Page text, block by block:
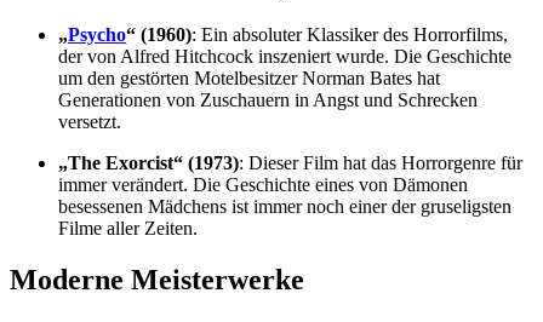
„Psycho“ (1960): Ein absoluter Klassiker des Horrorfilms,
der von Alfred Hitchcock inszeniert wurde. Die Geschichte
um den gestörten Motelbesitzer Norman Bates hat
Generationen von Zuschauern in Angst und Schrecken
versetzt.
„The Exorcist“ (1973): Dieser Film hat das Horrorgenre für
immer verändert. Die Geschichte eines von Dämonen
besessenen Mädchens ist immer noch einer der gruseligsten
Filme aller Zeiten.
Moderne Meisterwerke